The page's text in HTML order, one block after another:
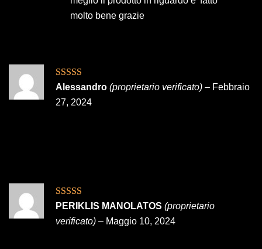
molto bene grazie
Valutato5su
5
Alessandro (proprietario verificato) – Febbraio
27, 2024
Valutato 5su
5
PERIKLIS MANOLATOS (proprietario
verificato) – Maggio 10, 2024